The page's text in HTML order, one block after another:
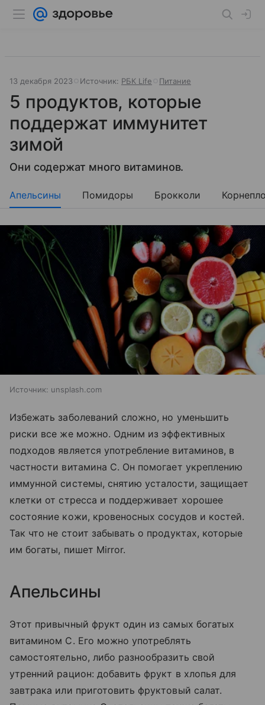
13 декабря 2023 Источник: РБК Life Питание
5 продуктов, которые
поддержат иммунитет
зимой
Они содержат много витаминов.
Апельсины Помидоры Брокколи
Источник: unsplash.com
Избежать заболеваний сложно, но уменьшить
риски все же можно. Одним из эффективных
подходов является употребление витаминов, в
частности витамина С. Он помогает укреплению
иммунной системы, снятию усталости, защищает
клетки от стресса и поддерживает хорошее
состояние кожи, кровеносных сосудов и костей.
Так что не стоит забывать о продуктах, которые
им богаты, пишет Mirror.
Апельсины
Этот привычный фрукт один из самых богатых
витамином C. Его можно употреблять
самостоятельно, либо разнообразить свой
утренний рацион: добавить фрукт в хлопья для
завтрака или приготовить фруктовый салат.